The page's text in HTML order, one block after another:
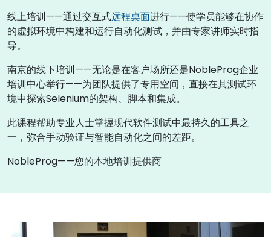
线上培训——通过交互式远程桌面进行——使学员能够在协作
的虚拟环境中构建和运行自动化测试，并由专家讲师实时指
导。
南京的线下培训——无论是在客户场所还是NobleProg企业
培训中心举行——为团队提供了专用空间，直接在其测试环
境中探索Selenium的架构、脚本和集成。
此课程帮助专业人士掌握现代软件测试中最持久的工具之
一，弥合手动验证与智能自动化之间的差距。
NobleProg——您的本地培训提供商